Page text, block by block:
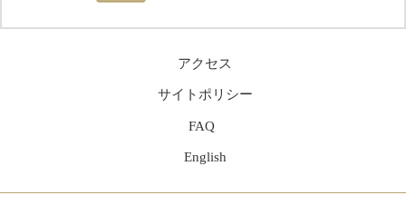
アクセス
サイトポリシー
FAQ
English